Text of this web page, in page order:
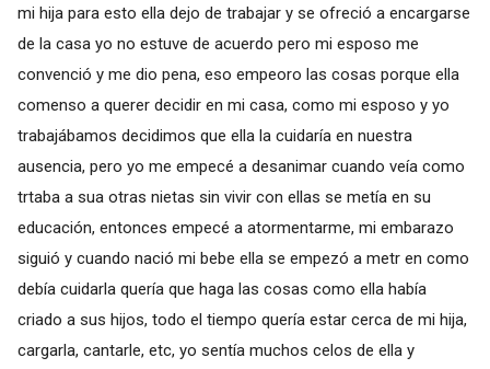
mi hija para esto ella dejo de trabajar y se ofreció a encargarse
de la casa yo no estuve de acuerdo pero mi esposo me
convenció y me dio pena, eso empeoro las cosas porque ella
comenso a querer decidir en mi casa, como mi esposo y yo
trabajábamos decidimos que ella la cuidaría en nuestra
ausencia, pero yo me empecé a desanimar cuando veía como
trtaba a sua otras nietas sin vivir con ellas se metía en su
educación, entonces empecé a atormentarme, mi embarazo
siguió y cuando nació mi bebe ella se empezó a metr en como
debía cuidarla quería que haga las cosas como ella había
criado a sus hijos, todo el tiempo quería estar cerca de mi hija,
cargarla, cantarle, etc, yo sentía muchos celos de ella y